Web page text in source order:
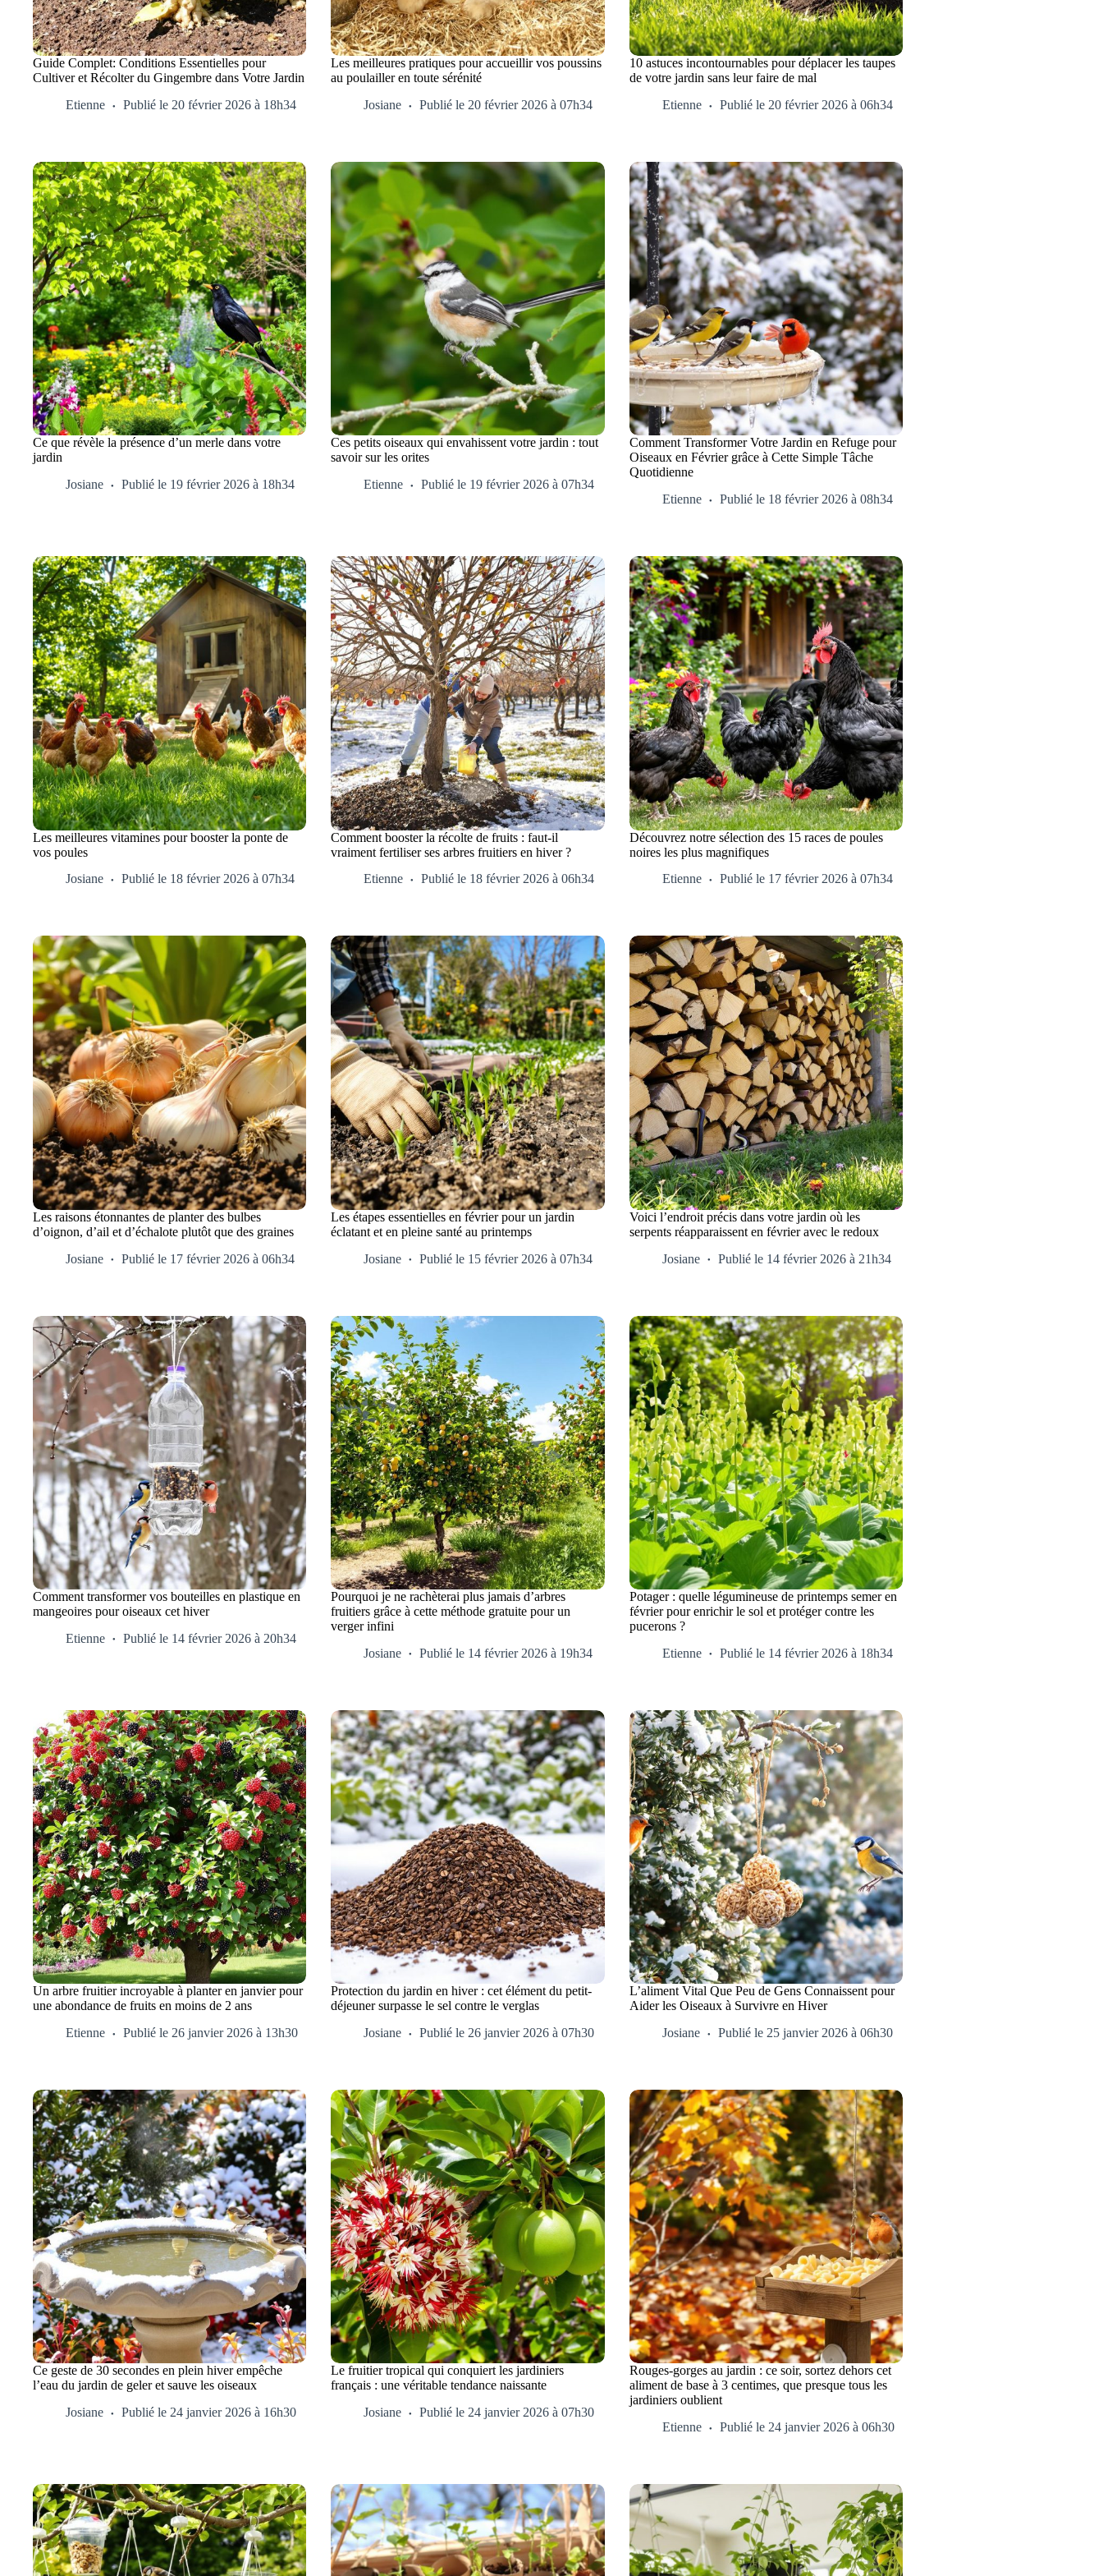
Guide Complet: Conditions Essentielles pour
Cultiver et Récolter du Gingembre dans Votre Jardin
Etienne
Publié le 20 février 2026 à 18h34
Les meilleures pratiques pour accueillir vos poussins
au poulailler en toute sérénité
Josiane
Publié le 20 février 2026 à 07h34
10 astuces incontournables pour déplacer les taupes
de votre jardin sans leur faire de mal
Etienne
Publié le 20 février 2026 à 06h34
Ce que révèle la présence d’un merle dans votre
jardin
Josiane
Publié le 19 février 2026 à 18h34
Ces petits oiseaux qui envahissent votre jardin : tout
savoir sur les orites
Etienne
Publié le 19 février 2026 à 07h34
Comment Transformer Votre Jardin en Refuge pour
Oiseaux en Février grâce à Cette Simple Tâche
Quotidienne
Etienne
Publié le 18 février 2026 à 08h34
Les meilleures vitamines pour booster la ponte de
vos poules
Josiane
Publié le 18 février 2026 à 07h34
Comment booster la récolte de fruits : faut-il
vraiment fertiliser ses arbres fruitiers en hiver ?
Etienne
Publié le 18 février 2026 à 06h34
Découvrez notre sélection des 15 races de poules
noires les plus magnifiques
Etienne
Publié le 17 février 2026 à 07h34
Les raisons étonnantes de planter des bulbes
d’oignon, d’ail et d’échalote plutôt que des graines
Josiane
Publié le 17 février 2026 à 06h34
Les étapes essentielles en février pour un jardin
éclatant et en pleine santé au printemps
Josiane
Publié le 15 février 2026 à 07h34
Voici l’endroit précis dans votre jardin où les
serpents réapparaissent en février avec le redoux
Josiane
Publié le 14 février 2026 à 21h34
Comment transformer vos bouteilles en plastique en
mangeoires pour oiseaux cet hiver
Etienne
Publié le 14 février 2026 à 20h34
Pourquoi je ne rachèterai plus jamais d’arbres
fruitiers grâce à cette méthode gratuite pour un
verger infini
Josiane
Publié le 14 février 2026 à 19h34
Potager : quelle légumineuse de printemps semer en
février pour enrichir le sol et protéger contre les
pucerons ?
Etienne
Publié le 14 février 2026 à 18h34
Un arbre fruitier incroyable à planter en janvier pour
une abondance de fruits en moins de 2 ans
Etienne
Publié le 26 janvier 2026 à 13h30
Protection du jardin en hiver : cet élément du petit-
déjeuner surpasse le sel contre le verglas
Josiane
Publié le 26 janvier 2026 à 07h30
L’aliment Vital Que Peu de Gens Connaissent pour
Aider les Oiseaux à Survivre en Hiver
Josiane
Publié le 25 janvier 2026 à 06h30
Ce geste de 30 secondes en plein hiver empêche
l’eau du jardin de geler et sauve les oiseaux
Josiane
Publié le 24 janvier 2026 à 16h30
Le fruitier tropical qui conquiert les jardiniers
français : une véritable tendance naissante
Josiane
Publié le 24 janvier 2026 à 07h30
Rouges-gorges au jardin : ce soir, sortez dehors cet
aliment de base à 3 centimes, que presque tous les
jardiniers oublient
Etienne
Publié le 24 janvier 2026 à 06h30